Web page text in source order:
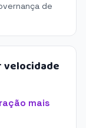
de
velocidade
mais